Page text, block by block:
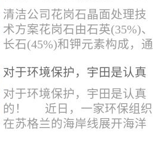
术方案
清洁公司花岗石晶面处理技
术方案花岗石由石英(35%)、
长石(45%)和钾元素构成，通
含有极少量的方解石，表面
能看出具有矿物颗粒的结晶
体，硬度比大理石硬，硬度
在6.5左右。维护比大理石容
对于环境保护，宇田是认真
的！
对于环境保护，宇田是认真
的！ 近日，一家环保组织
在苏格兰的海岸线展开海洋